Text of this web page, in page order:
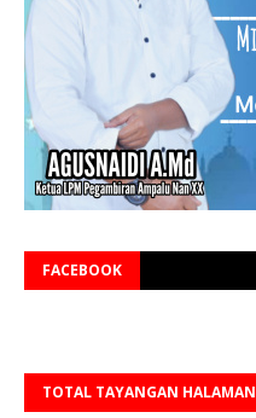
FACEBOOK
TOTAL TAYANGAN HALAMAN